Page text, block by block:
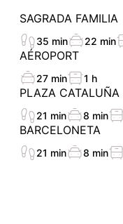
SAGRADA FAMILIA
35 min 22 min
AÉROPORT
27 min 1 h
PLAZA CATALUÑA
21 min 8 min
BARCELONETA
21 min 8 min